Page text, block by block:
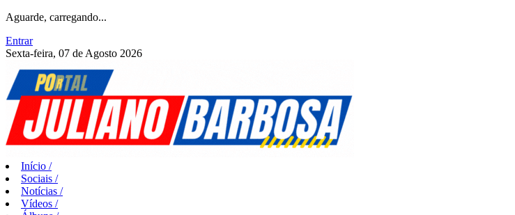
Aguarde, carregando...
Entrar
Sexta-feira, 07 de Agosto 2026
Início /
Sociais /
Notícias /
Vídeos /